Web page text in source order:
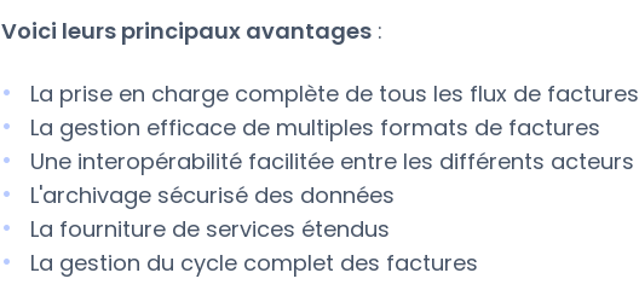
Voici leurs principaux avantages:
La prise en charge complète de tous les flux de factures
La gestion efficace de multiples formats de factures
Une interopérabilité facilitée entre les différents acteurs
L'archivage sécurisé des données
La fourniture de services étendus
La gestion du cycle complet des factures